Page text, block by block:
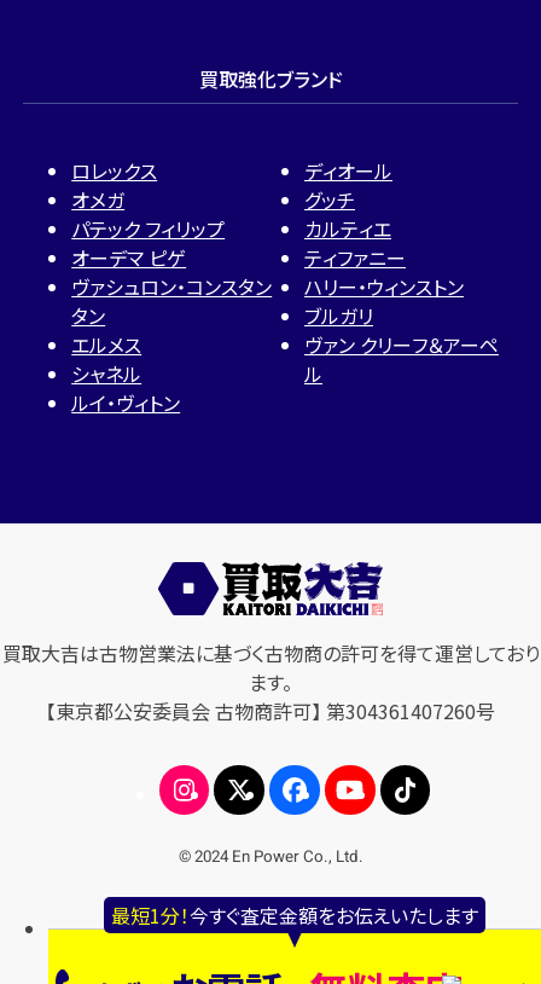
最短1分！今すぐ査定金額をお伝えいたします
買取強化ブランド
ロレックス
オメガ
パテック フィリップ
オーデマ ピゲ
ヴァシュロン・コンスタン
タン
エルメス
シャネル
ルイ・ヴィトン
ディオール
グッチ
カルティエ
ティファニー
ハリー・ウィンストン
ブルガリ
ヴァン クリーフ＆アーペ
ル
買取大吉は古物営業法に基づく古物商の許可を得て運営しており
ます。
【東京都公安委員会 古物商許可】 第304361407260号
© 2024 En Power Co., Ltd.